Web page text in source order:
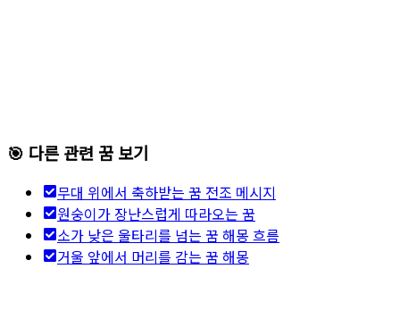
🎯 다른 관련 꿈 보기
무대 위에서 축하받는 꿈 전조 메시지
원숭이가 장난스럽게 따라오는 꿈
소가 낮은 울타리를 넘는 꿈 해몽 흐름
거울 앞에서 머리를 감는 꿈 해몽